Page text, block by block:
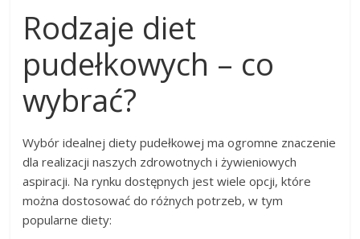
Rodzaje diet
pudełkowych – co
wybrać?
Wybór idealnej diety pudełkowej ma ogromne znaczenie
dla realizacji naszych zdrowotnych i żywieniowych
aspiracji. Na rynku dostępnych jest wiele opcji, które
można dostosować do różnych potrzeb, w tym
popularne diety: